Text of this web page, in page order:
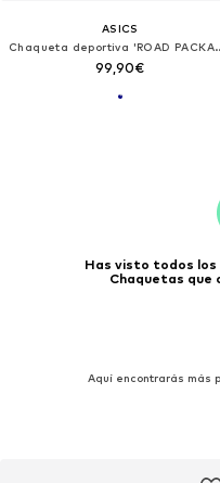
ASICS
Chaqueta
99,90€
Has visto todos los
Chaquetas que
Aquí encontrarás más